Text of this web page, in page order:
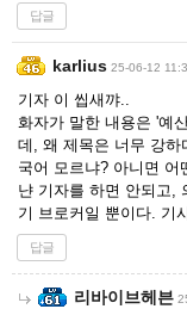
답글
karlius 25-06-12
기자 이 씹새꺄..
화자가 말한 내용은 '예
데, 왜 제목은 너무 강하
국어 모르냐? 아니면 어
냔 기자를 하면 안되고,
기 브로커일 뿐이다. 기
답글
리바이브헤븐